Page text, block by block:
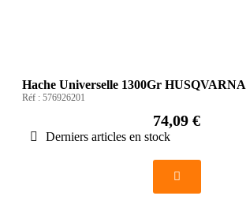
Hache Universelle 1300Gr HUSQVARNA
Réf : 576926201
74,09 €
Derniers articles en stock